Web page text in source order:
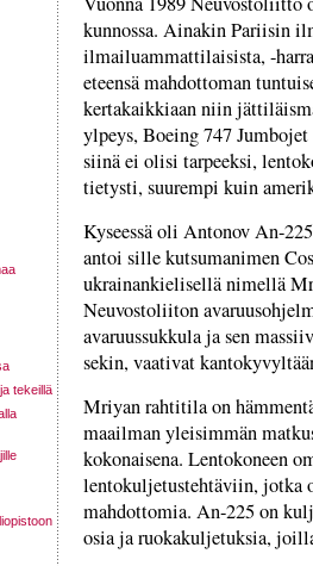
tekeillä
kunnossa. Ainakin Pariisin
ilmailuammattilaisista, -
eteensä mahdottoman
kertakaikkiaan niin
ylpeys, Boeing 747
siinä ei olisi tarpeeksi,
tietysti, suurempi kuin
Kyseessä oli Antonov An-
antoi sille kutsumanimen
ukrainankielisellä nimellä
Neuvostoliiton
avaruussukkula ja sen
sekin, vaativat
Mriyan rahtitila on
maailman yleisimmän
kokonaisena. Lentokoneen
lentokuljetustehtäviin, jotka
mahdottomia. An-225 on
osia ja ruokakuljetuksia,